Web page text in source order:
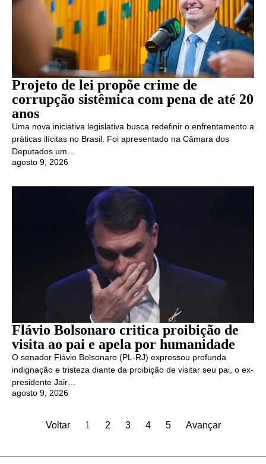
Projeto de lei propõe crime de
corrupção sistêmica com pena de até 20
anos
Uma nova iniciativa legislativa busca redefinir o enfrentamento a
práticas ilícitas no Brasil. Foi apresentado na Câmara dos
Deputados um…
agosto 9, 2026
Flávio Bolsonaro critica proibição de
visita ao pai e apela por humanidade
O senador Flávio Bolsonaro (PL-RJ) expressou profunda
indignação e tristeza diante da proibição de visitar seu pai, o ex-
presidente Jair…
agosto 9, 2026
Voltar 1 2 3 4 5 Avançar